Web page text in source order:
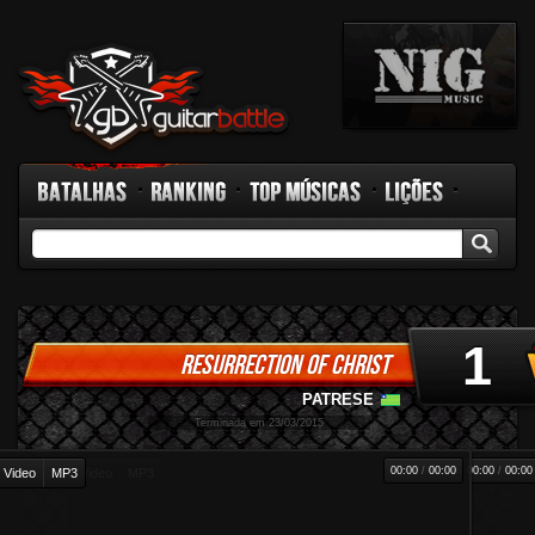
GB TV
Rádio Fórum Facebook
RESURRECTION OF CHRIST 1
-
PATRESE
Terminada em 23/03/2015
00:00 / 00:00
Video MP3 00:00 / 00:00